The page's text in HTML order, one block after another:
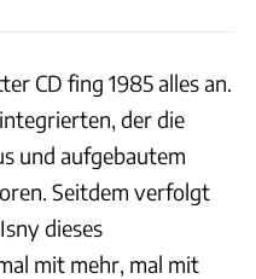
CD fing 1985 alles an.
der die
und aufgebautem
Seitdem verfolgt
dieses
mit mehr, mal mit